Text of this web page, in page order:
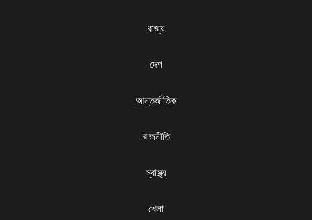
রাজ্য
দেশ
আন্তর্জাতিক
রাজনীতি
স্বাস্থ্য
খেলা